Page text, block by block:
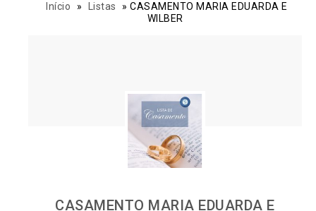
Início » Listas »CASAMENTO MARIA EDUARDA E
WILBER
CASAMENTO MARIA EDUARDA E